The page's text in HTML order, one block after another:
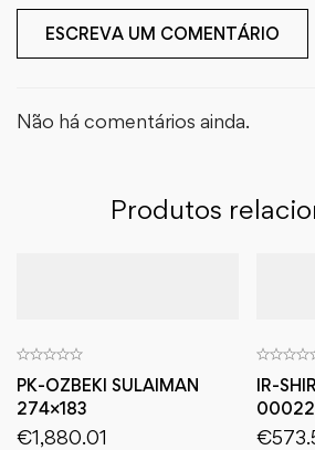
ESCREVA UM COMENTÁRIO
Não há comentários ainda.
Produtos
PK-OZBEKI SULAIMAN
274×183
€1,880.01
IR-
€